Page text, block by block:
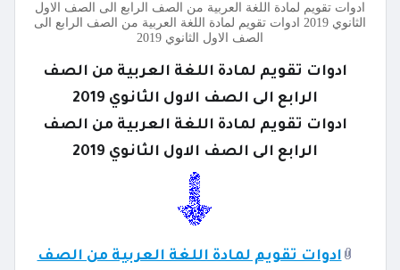
ادوات تقويم لمادة اللغة العربية من الصف الرابع الى الصف الاول
الثانوي 2019 ادوات تقويم لمادة اللغة العربية من الصف الرابع الى
الصف الاول الثانوي 2019
ادوات تقويم لمادة اللغة العربية من الصف
الرابع الى الصف الاول الثانوي 2019
ادوات تقويم لمادة اللغة العربية من الصف
الرابع الى الصف الاول الثانوي 2019
ادوات تقويم لمادة اللغة العربية من الصف